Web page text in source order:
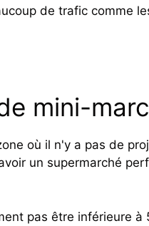
de trafic comme
mini-
où il n'y a pas de
un supermarché
pas être inférieure à